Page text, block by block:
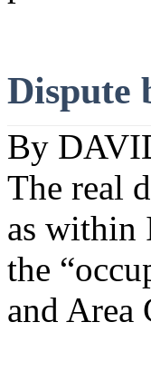
Dispute
By
The real
as within
the
and Area